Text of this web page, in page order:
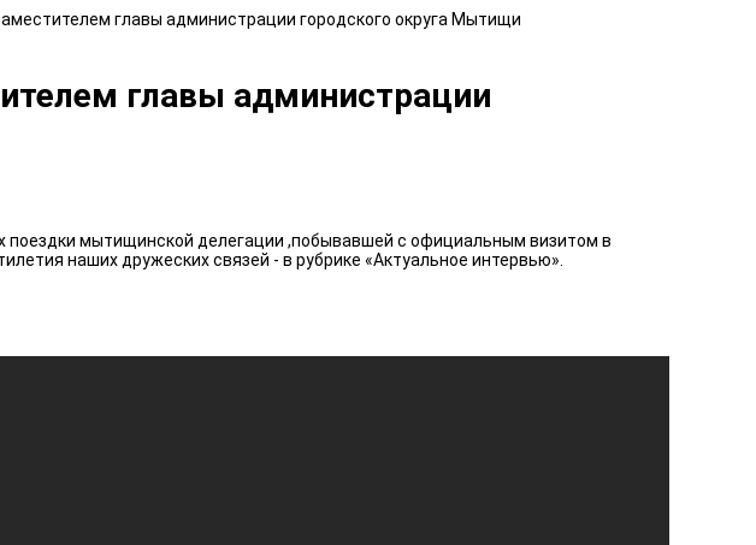
главы администрации городского округа Мытищи
главы администрации
поездки мытищинской делегации ,побывавшей с официальным визитом в
наших дружеских связей - в рубрике «Актуальное интервью».